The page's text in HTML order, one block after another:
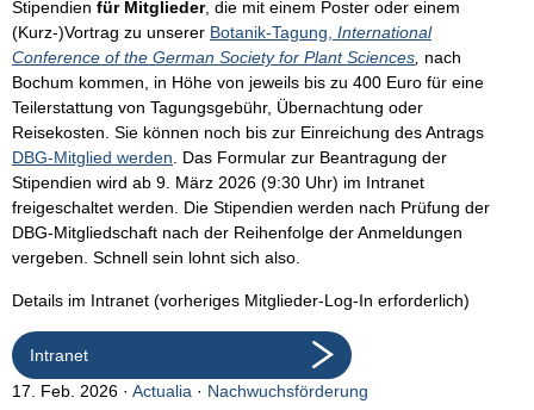
Stipendien für Mitglieder, die mit einem Poster oder einem
(Kurz-)Vortrag zu unserer Botanik-Tagung, International
Conference of the German Society for Plant Sciences nach
Bochum kommen, in Höhe von jeweils bis zu 400 Euro für eine
Teilerstattung von Tagungsgebühr, Übernachtung oder
Reisekosten. Sie können noch bis zur Einreichung des Antrags
DBG-Mitglied werden . Das Formular zur Beantragung der
Stipendien wird ab 9. März 2026 (9:30 Uhr) im Intranet
freigeschaltet werden. Die Stipendien werden nach Prüfung der
DBG-Mitgliedschaft nach der Reihenfolge der Anmeldungen
vergeben. Schnell sein lohnt sich also.
Details im Intranet (vorheriges Mitglieder-Log-In erforderlich)
Intranet
17. Feb. 2026
Actualia · Nachwuchsförderung